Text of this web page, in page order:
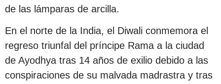
de las lámparas de arcilla.
En el norte de la India, el Diwali conmemora el
regreso triunfal del príncipe Rama a la ciudad
de Ayodhya tras 14 años de exilio debido a las
conspiraciones de su malvada madrastra y tras